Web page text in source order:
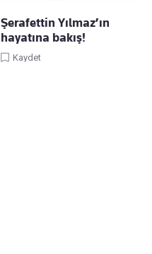
Şerafettin Yılmaz’ın
hayatına bakış!
Kaydet